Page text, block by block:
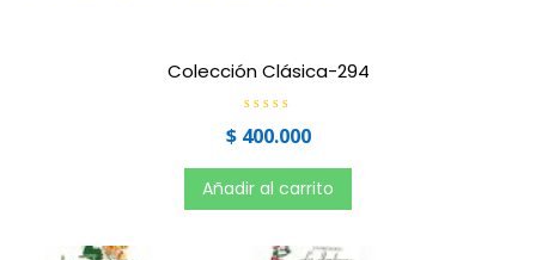
Colección Clásica-294
V
a
o
r
a
d
$400.000
Añadir al carrito